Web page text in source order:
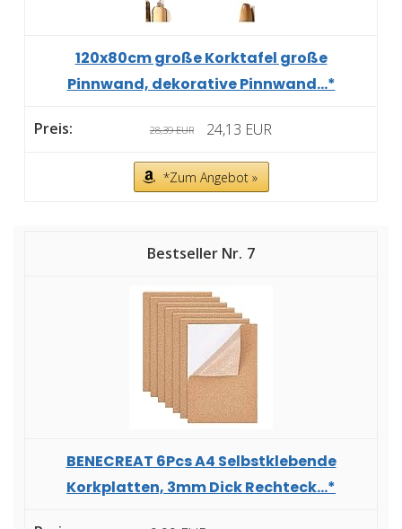
120x80cm große Korktafel große
Pinnwand, dekorative Pinnwand...*
28,39 EUR 24,13 EUR
*Zum Angebot »
7
BENECREAT 6Pcs A4 Selbstklebende
Korkplatten, 3mm Dick Rechteck...*